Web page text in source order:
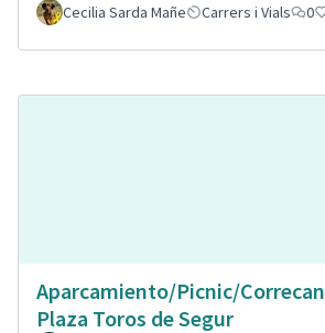
Cecilia Sarda Mañe
Carrers i Vials 0
Aparcamiento/Picnic/Correcan
Plaza Toros de Segur